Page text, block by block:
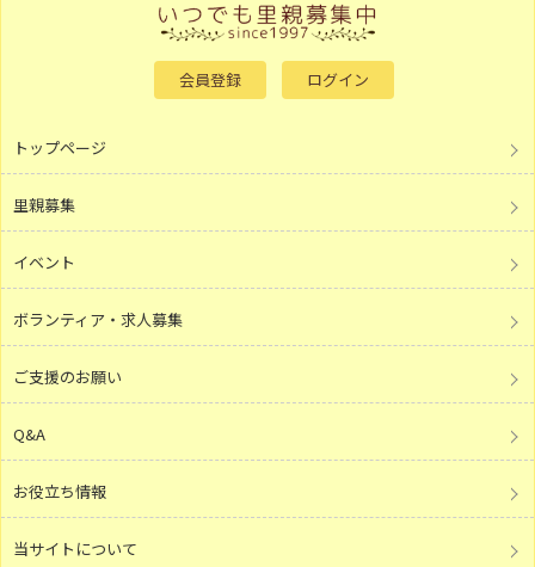
会員登録 ログイン
トップページ
里親募集
イベント
ボランティア・求人募集
ご支援のお願い
Q&A
お役立ち情報
当サイトについて